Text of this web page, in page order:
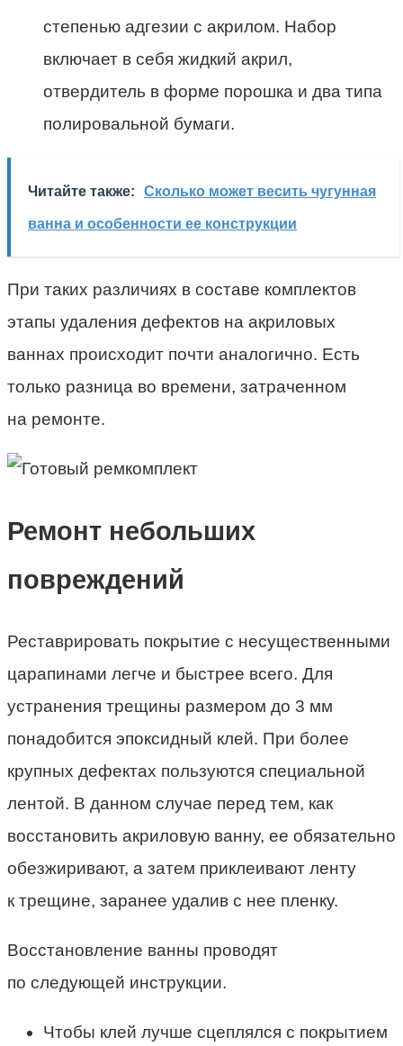
степенью адгезии с акрилом. Набор
включает в себя жидкий акрил,
отвердитель в форме порошка и два типа
полировальной бумаги.
Читайте также: Сколько может весить чугунная
ванна и особенности ее конструкции
При таких различиях в составе комплектов
этапы удаления дефектов на акриловых
ваннах происходит почти аналогично. Есть
только разница во времени, затраченном
на ремонте.
Ремонт небольших
повреждений
Реставрировать покрытие с несущественными
царапинами легче и быстрее всего. Для
устранения трещины размером до 3 мм
понадобится эпоксидный клей. При более
крупных дефектах пользуются специальной
лентой. В данном случае перед тем, как
восстановить акриловую ванну, ее обязательно
обезжиривают, а затем приклеивают ленту
к трещине, заранее удалив с нее пленку.
Восстановление ванны проводят
по следующей инструкции.
Чтобы клей лучше сцеплялся с покрытием